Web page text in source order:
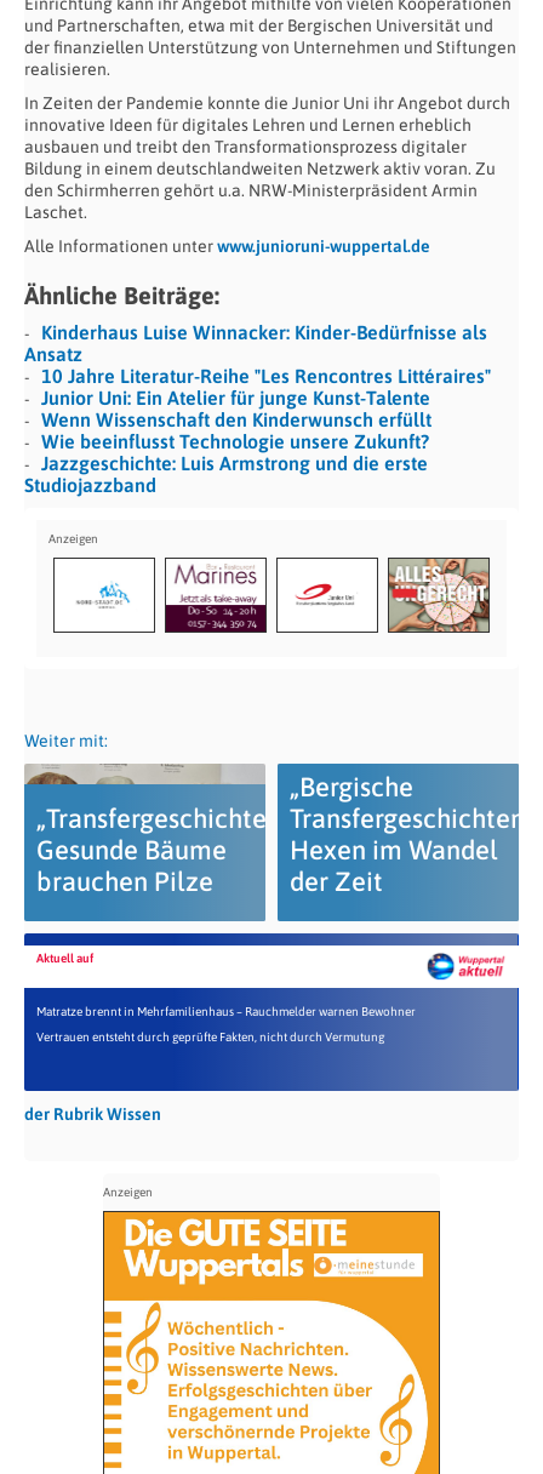
und Partner­schaften, etwa mit der Bergischen Universität und
der finanziellen Unter­stützung von Unternehmen und Stiftungen
realisieren.
In Zeiten der Pandemie konnte die Junior Uni ihr Angebot durch
innovative Ideen für digitales Lehren und Lernen erheblich
ausbauen und treibt den Transformationsprozess digitaler
Bildung in einem deutschlandweiten Netzwerk aktiv voran. Zu
den Schirmherren gehört u.a. NRW-Ministerpräsident Armin
Laschet.
Alle Informationen unterwww.junioruni-wuppertal.de
Ähnliche Beiträge:
Kinderhaus Luise Winnacker: Kinder-Bedürfnisse als
Ansatz
10 Jahre Literatur-Reihe "Les Rencontres Littéraires"
Junior Uni: Ein Atelier für junge Kunst-Talente
Wenn Wissenschaft den Kinderwunsch erfüllt
Wie beeinflusst Technologie unsere Zukunft?
Jazzgeschichte: Luis Armstrong und die erste
Studiojazzband
Weiter mit:
„Transfergeschichten“:
Gesunde Bäume
brauchen Pilze
„Bergische
Transfergeschichten“:
Hexen im Wandel
der Zeit
Aktuell auf
Matratze brennt in Mehrfamilienhaus – Rauchmelder warnen Bewohner
Vertrauen entsteht durch geprüfte Fakten, nicht durch Vermutung
der Rubrik Wissen